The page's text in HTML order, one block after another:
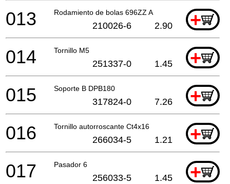
Rodamiento de bolas 696ZZ A +
013 210026-6 2.90
Tornillo M5 +
014 251337-0 1.45
Soporte B DPB180 +
015 317824-0 7.26
Tornillo autorroscante Ct4x16 +
016 266034-5 1.21
Pasador 6 +
017 256033-5 1.45